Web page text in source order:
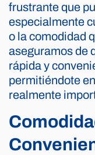
frustrante que
especialmente
o la comodidad
aseguramos de
rápida y
permitiéndote
realmente